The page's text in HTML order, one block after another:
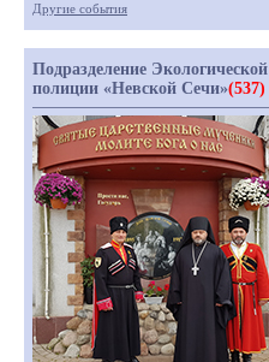
Другие события
Подразделение Экологической
полиции «Невской Сечи»(537)